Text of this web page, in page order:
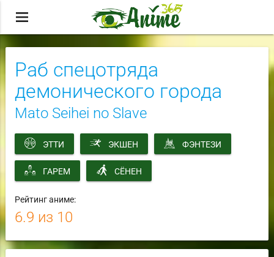
menu
Раб спецотряда
демонического города
Mato Seihei no Slave
ЭТТИ ЭКШЕН ФЭНТЕЗИ
ГАРЕМ СЁНЕН
Рейтинг аниме:
6.9 из 10